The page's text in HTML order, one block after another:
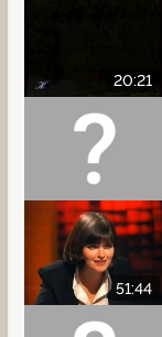
20:21
51:44